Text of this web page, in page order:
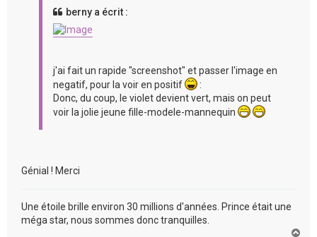
berny a écrit :
j'ai fait un rapide "screenshot" et passer l'image en
negatif, pour la voir en positif
:
Donc, du coup, le violet devient vert, mais on peut
voir la jolie jeune fille-modele-mannequin
Génial ! Merci
Une étoile brille environ 30 millions d'années. Prince était une
méga star, nous sommes donc tranquilles.